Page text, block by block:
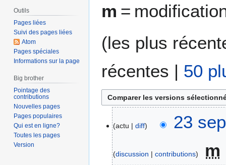
m =
(les plus
récentes | 50
actu diff 23
discussion contributions m
Outils
Pages liées
Suivi des pages liées
Atom
Pages spéciales
Informations sur la page
Big brother
Pointage des
contributions
Nouvelles pages
Pages populaires
Qui est en ligne?
Toutes les pages
Version